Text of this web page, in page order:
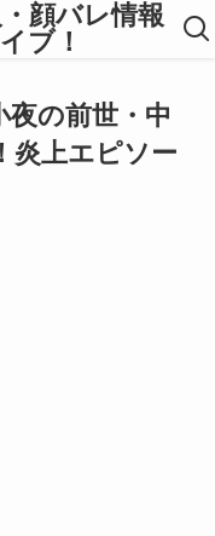
顔バレ情報
ブ！
夜の前世・中
炎上エピソー